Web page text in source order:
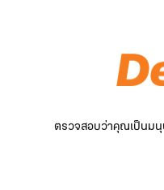
ตรวจสอบว่าคุณเป็นมนุ